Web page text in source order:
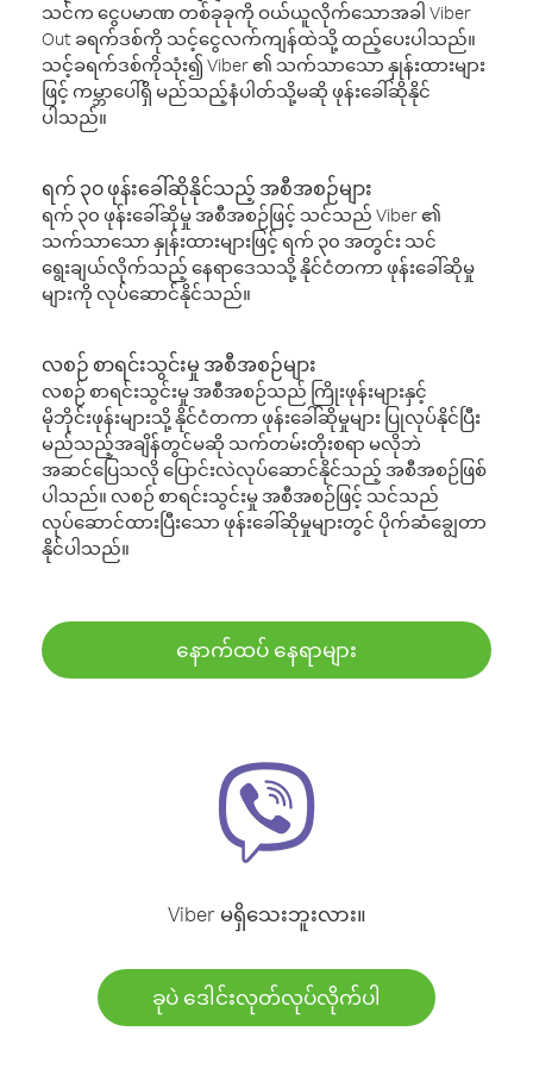
သင်က ငွေပမာဏ တစ်ခုခုကို ဝယ်ယူလိုက်သောအခါ Viber
Out ခရက်ဒစ်ကို သင့်ငွေလက်ကျန်ထဲသို့ ထည့်ပေးပါသည်။
သင့်ခရက်ဒစ်ကိုသုံး၍ Viber ၏ သက်သာသော နှုန်းထားများ
ဖြင့် ကမ္ဘာပေါ်ရှိ မည်သည့်နံပါတ်သို့မဆို ဖုန်းခေါ်ဆိုနိုင်
ပါသည်။
ရက် ၃၀ ဖုန်းခေါ်ဆိုနိုင်သည့် အစီအစဉ်များ
ရက် ၃၀ ဖုန်းခေါ်ဆိုမှု အစီအစဉ်ဖြင့် သင်သည် Viber ၏
သက်သာသော နှုန်းထားများဖြင့် ရက် ၃၀ အတွင်း သင်
ရွေးချယ်လိုက်သည့် နေရာဒေသသို့ နိုင်ငံတကာ ဖုန်းခေါ်ဆိုမှု
များကို လုပ်ဆောင်နိုင်သည်။
လစဉ် စာရင်းသွင်းမှု အစီအစဉ်များ
လစဉ် စာရင်းသွင်းမှု အစီအစဉ်သည် ကြိုးဖုန်းများနှင့်
မိုဘိုင်းဖုန်းများသို့ နိုင်ငံတကာ ဖုန်းခေါ်ဆိုမှုများ ပြုလုပ်နိုင်ပြီး
မည်သည့်အချိန်တွင်မဆို သက်တမ်းတိုးစရာ မလိုဘဲ
အဆင်ပြေသလို ပြောင်းလဲလုပ်ဆောင်နိုင်သည့် အစီအစဉ်ဖြစ်
ပါသည်။ လစဉ် စာရင်းသွင်းမှု အစီအစဉ်ဖြင့် သင်သည်
လုပ်ဆောင်ထားပြီးသော ဖုန်းခေါ်ဆိုမှုများတွင် ပိုက်ဆံချွေတာ
နိုင်ပါသည်။
နောက်ထပ် နေရာများ
Viber မရှိသေးဘူးလား။
ခုပဲ ဒေါင်းလုတ်လုပ်လိုက်ပါ